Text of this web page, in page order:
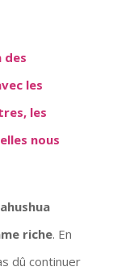
des
les
les
nous
riche. En
dû continuer